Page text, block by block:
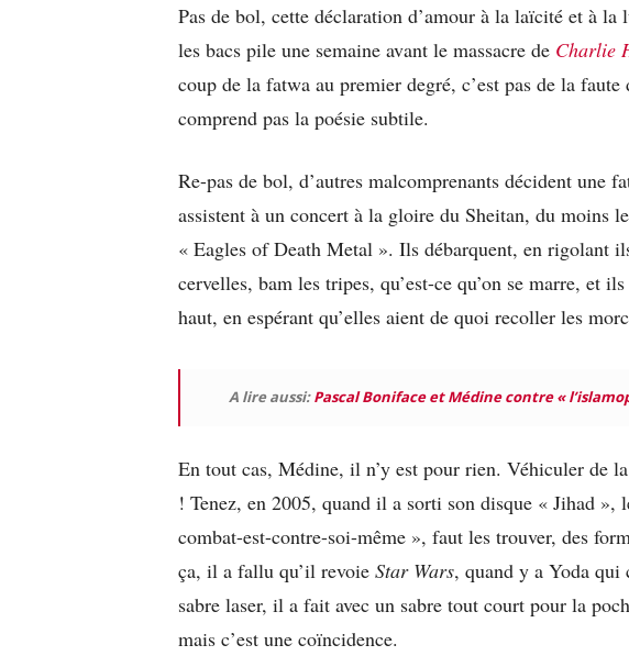
Pas de bol, cette déclaration d’amour à la laïcité et à
les bacs pile une semaine avant le massacre de Charlie
coup de la fatwa au premier degré, c’est pas de la
comprend pas la poésie subtile.
Re-pas de bol, d’autres malcomprenants décident une
assistent à un concert à la gloire du Sheitan, du moins
« Eagles of Death Metal ». Ils débarquent, en rigolant
cervelles, bam les tripes, qu’est-ce qu’on se marre, et
haut, en espérant qu’elles aient de quoi recoller les
A lire aussi:Pascal Boniface et Médine contre «
En tout cas, Médine, il n’y est pour rien. Véhiculer de
! Tenez, en 2005, quand il a sorti son disque « Jihad »,
combat-est-contre-soi-même », faut les trouver, des
ça, il a fallu qu’il revoie Star Wars, quand y a Yoda qui
sabre laser, il a fait avec un sabre tout court pour la
mais c’est une coïncidence.